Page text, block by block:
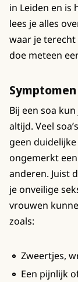
in Leiden en is
lees je alles
waar je
doe meteen
Bij een soa
altijd. Veel
geen
ongemerkt
anderen. Juist
je onveilige
vrouwen
zoals:
Zweertjes,
Een pijnlijk